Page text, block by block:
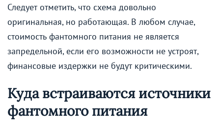
Следует отметить, что схема довольно
оригинальная, но работающая. В любом случае,
стоимость фантомного питания не является
запредельной, если его возможности не устроят,
финансовые издержки не будут критическими.
Куда встраиваются источники
фантомного питания